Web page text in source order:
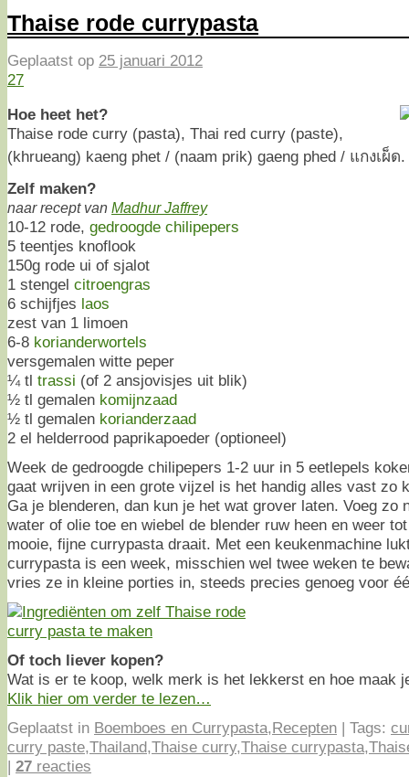
Thaise rode currypasta
Geplaatst op 25 januari 2012
27
Hoe heet het?
Thaise rode curry (pasta), Thai red curry (paste),
(khrueang) kaeng phet / (naam prik) gaeng phed / แกงเผ็ด.
Zelf maken?
naar recept van Madhur Jaffrey
10-12 rode, gedroogde chilipepers
5 teentjes knoflook
150g rode ui of sjalot
1 stengel citroengras
6 schijfjes laos
zest van 1 limoen
6-8 korianderwortels
versgemalen witte peper
¼ tl trassi (of 2 ansjovisjes uit blik)
½ tl gemalen komijnzaad
½ tl gemalen korianderzaad
2 el helderrood paprikapoeder (optioneel)
Week de gedroogde chilipepers 1-2 uur in 5 eetlepels
gaat wrijven in een grote vijzel is het handig alles vast zo
Ga je blenderen, dan kun je het wat grover laten. Voeg zo
water of olie toe en wiebel de blender ruw heen en weer
mooie, fijne currypasta draait. Met een keukenmachine
currypasta is een week, misschien wel twee weken te
vries ze in kleine porties in, steeds precies genoeg voor
Of toch liever kopen?
Wat is er te koop, welk merk is het lekkerst en hoe maak
Klik hier om verder te lezen…
Geplaatst in Boemboes en Currypasta,Recepten | Tags:
curry paste,Thailand,Thaise curry,Thaise currypasta,
| 27 reacties